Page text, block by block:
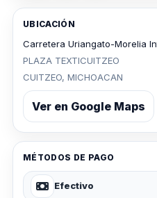
UBICACIÓN
Carretera Uriangato-Morelia
PLAZA TEXTICUITZEO
CUITZEO, MICHOACAN
Ver en Google Maps
MÉTODOS DE PAGO
Efectivo